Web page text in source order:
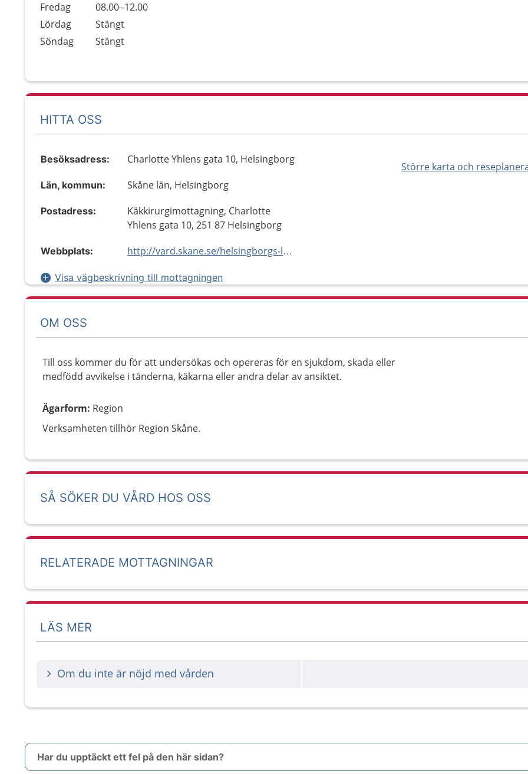
Fredag
08.00–12.00
Lördag
Stängt
Söndag
Stängt
HITTA OSS
Större karta och
Besöksadress: Charlotte Yhlens gata 10, Helsingborg
Län, kommun: Skåne län, Helsingborg
Postadress:
Käkkirurgimottagning, Charlotte
Yhlens gata 10, 251 87 Helsingborg
Webbplats: http://vard.skane.se/helsingborgs-lasarett/mottagningar-och-avdelningar/kakkirurgimottagning/
Visa vägbeskrivning till mottagningen
OM OSS
Till oss kommer du för att undersökas och opereras för en sjukdom, skada eller
medfödd avvikelse i tänderna, käkarna eller andra delar av ansiktet.
Ägarform: Region
Verksamheten tillhör Region Skåne.
SÅ SÖKER DU VÅRD HOS OSS
RELATERADE MOTTAGNINGAR
LÄS MER
Om du inte är nöjd med vården
Har du upptäckt ett fel på den här sidan?